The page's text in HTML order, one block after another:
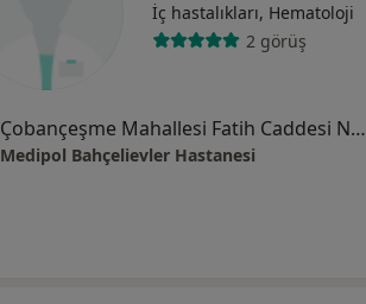
İç hastalıkları, Hematoloji
2 görüş
Çobançeşme Mahallesi Fatih Caddesi No:1/8, Bahçelievler
Medipol Bahçelievler Hastanesi